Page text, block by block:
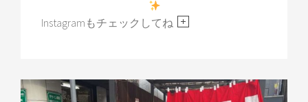
Instagramもチェックしてね